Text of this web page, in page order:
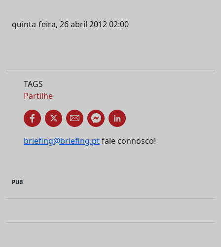
quinta-feira, 26 abril 2012 02:00
TAGS
Partilhe
briefing@briefing.ptfale connosco!
PUB